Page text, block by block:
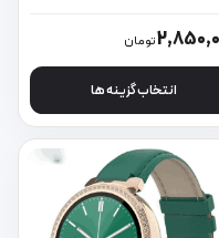
گزینه ها ممکن است در
تومان
انتخاب گزینه ها
محصول دارای انواع مختلفی